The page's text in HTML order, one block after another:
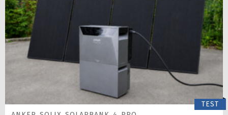
TEST